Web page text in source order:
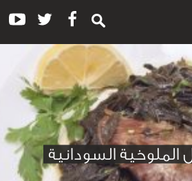
السودانية